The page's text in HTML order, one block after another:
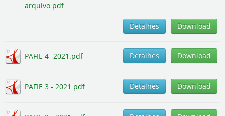
arquivo.pdf
Download
Detalhes
PAFIE 4 -2021.pdf Download
Detalhes
PAFIE 3 - 2021.pdf Download
Detalhes